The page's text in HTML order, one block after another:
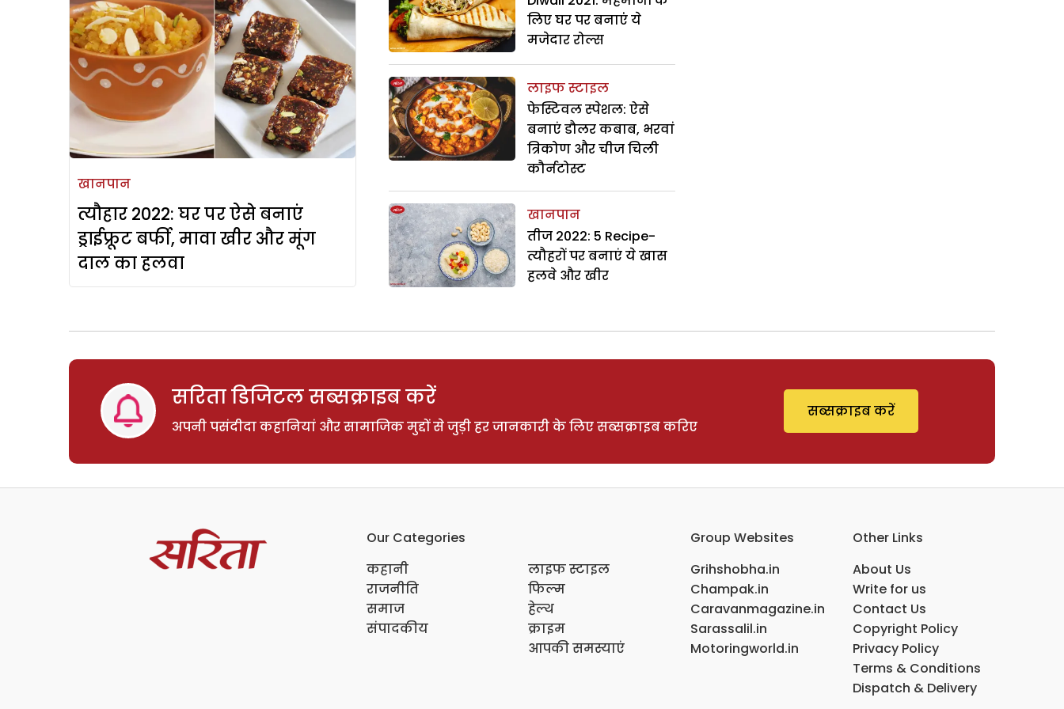
खानपान
त्यौहार 2022: घर पर ऐसे बनाएं
ड्राईफ्रूट बर्फी, मावा खीर और मूंग
दाल का हलवा
लिए घर पर बनाएंं ये
मजेदार रोल्स
लाइफ स्टाइल
फेस्टिवल स्पेशल: ऐसे
बनाएं डौलर कबाब, भरवां
त्रिकोण और चीज चिली
कौर्नटोस्ट
खानपान
तीज 2022: 5 Recipe-
त्यौहरों पर बनाएं ये खास
हलवे और खीर
सरिता डिजिटल सब्सक्राइब करें
अपनी पसंदीदा कहानियां और सामाजिक मुद्दों से जुड़ी हर जानकारी के लिए सब्सक्राइब करिए
सब्सक्राइब करें
Our Categories
कहानी
राजनीति
समाज
संपादकीय
लाइफ स्टाइल
फिल्म
हेल्थ
क्राइम
आपकी समस्याएं
Group Websites
Grihshobha.in
Champak.in
Caravanmagazine.in
Sarassalil.in
Motoringworld.in
Other Links
About Us
Write for us
Contact Us
Copyright Policy
Privacy Policy
Terms & Conditions
Dispatch & Delivery